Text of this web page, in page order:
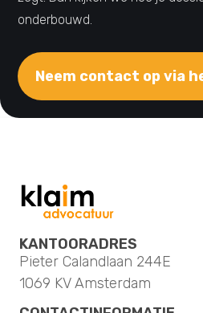
onderbouwd.
Neem contact op via
KANTOORADRES
Pieter Calandlaan 244E
1069 KV Amsterdam